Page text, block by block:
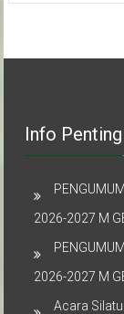
Info Penting
2026-2027 M
2026-2027 M
Acara